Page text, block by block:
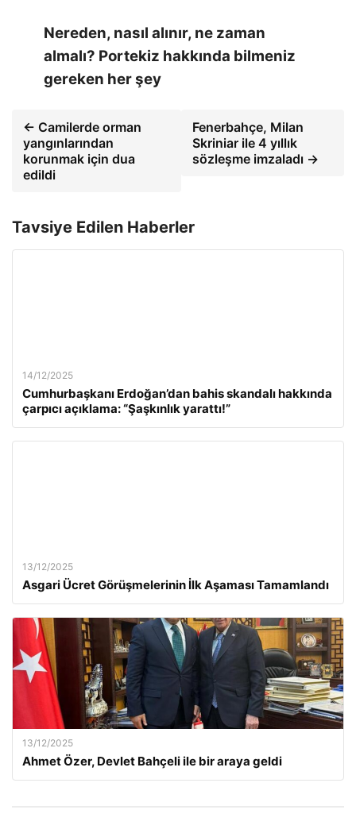
Nereden, nasıl alınır, ne zaman
almalı? Portekiz hakkında bilmeniz
gereken her şey
← Camilerde orman
yangınlarından
korunmak için dua
edildi
Fenerbahçe, Milan
Skriniar ile 4 yıllık
sözleşme imzaladı →
Tavsiye Edilen Haberler
14/12/2025
Cumhurbaşkanı Erdoğan’dan bahis skandalı hakkında
çarpıcı açıklama: “Şaşkınlık yarattı!”
13/12/2025
Asgari Ücret Görüşmelerinin İlk Aşaması Tamamlandı
13/12/2025
Ahmet Özer, Devlet Bahçeli ile bir araya geldi